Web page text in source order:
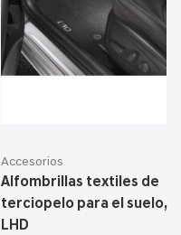
Accesorios
Alfombrillas textiles de
terciopelo para el suelo,
LHD